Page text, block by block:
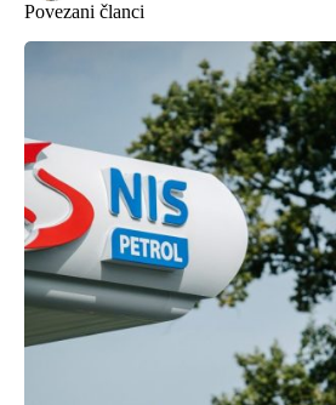
Povezani članci